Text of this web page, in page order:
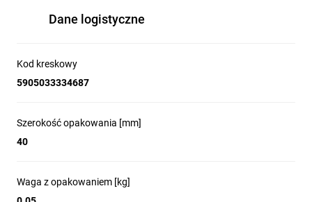
Dane logistyczne
Kod kreskowy
5905033334687
Szerokość opakowania [mm]
40
Waga z opakowaniem [kg]